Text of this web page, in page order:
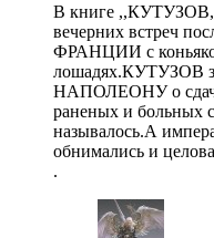
В книге
вечерних встреч
ФРАНЦИИ с
лошадях.КУТУЗОВ
НАПОЛЕОНУ о сдаче
раненых и больных
называлось.А
обнимались и
.